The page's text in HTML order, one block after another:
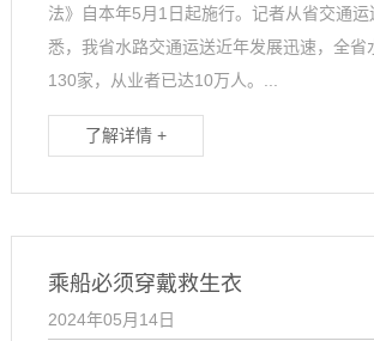
法》自本年5月1日起施行。记者从省交通
悉，我省水路交通运送近年发展迅速，全省
130家，从业者已达10万人。...
了解详情 +
乘船必须穿戴救生衣
2024年05月14日